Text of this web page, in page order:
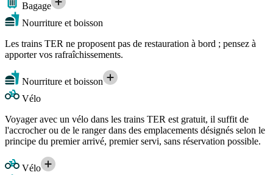
Bagage
Nourriture et boisson
Les trains TER ne proposent pas de restauration à bord ; pensez à
apporter vos rafraîchissements.
Nourriture et boisson
Vélo
Voyager avec un vélo dans les trains TER est gratuit, il suffit de
l'accrocher ou de le ranger dans des emplacements désignés selon le
principe du premier arrivé, premier servi, sans réservation possible.
Vélo